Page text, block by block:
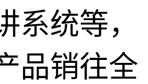
系统等，
品销往全